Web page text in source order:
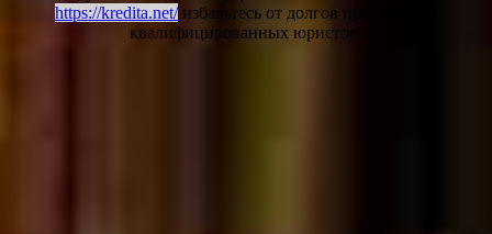
https://kredita.net/избавьтесь от долгов при помощи
квалифицированных юристов.